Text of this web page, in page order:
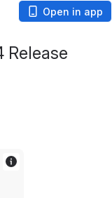
Open in app
Release